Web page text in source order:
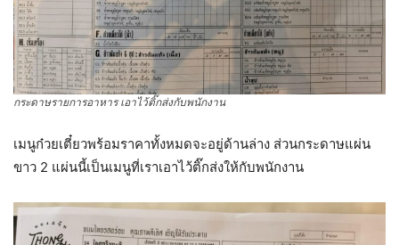
กระดาษรายการอาหาร เอาไว้ติ๊กส่งกับพนักงาน
เมนูก๋วยเตี๋ยวพร้อมราคาทั้งหมดจะอยู่ด้านล่าง ส่วนกระดาษแผ่น
ขาว 2 แผ่นนี้เป็นเมนูที่เราเอาไว้ติ๊กส่งให้กับพนักงาน